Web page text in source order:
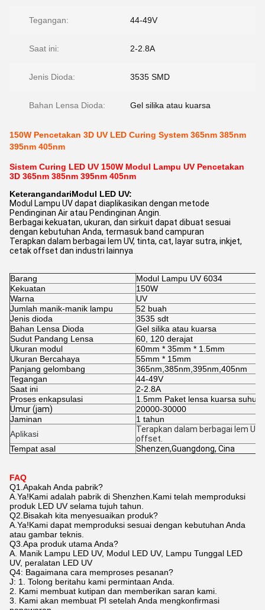
Tegangan: 44-49V
Saat ini: 2-2.8A
Jenis Dioda: 3535 SMD
Bahan Lensa Dioda: Gel silika atau kuarsa
150W Pencetakan 3D UV LED Curing System 365nm 385nm
395nm 405nm
Sistem Curing LED UV 150W Modul Lampu UV Pencetakan
3D 365nm 385nm 395nm 405nm
KeterangandariModul LED UV:
Modul Lampu UV dapat diaplikasikan dengan metode
Pendinginan Air atau Pendinginan Angin.
Berbagai kekuatan, ukuran, dan sirkuit dapat dibuat sesuai
dengan kebutuhan Anda, termasuk band campuran
Terapkan dalam berbagai lem UV, tinta, cat, layar sutra, inkjet,
cetak offset dan industri lainnya
Barang
Modul Lampu UV 6034
Kekuatan
150W
Warna
UV
Jumlah manik-manik lampu
52 buah
Jenis dioda
3535 sdt
Bahan Lensa Dioda
Gel silika atau kuarsa
Sudut Pandang Lensa
60, 120 derajat
Ukuran modul
60mm * 35mm * 1.5mm
Ukuran Bercahaya
55mm * 15mm
Panjang gelombang
365nm,385nm,395nm,405nm
Tegangan
44-49V
Saat ini
2-2.8A
Proses enkapsulasi
1.5mm Paket lensa kuarsa suhu
Umur (jam)
20000-30000
Jaminan
1 tahun
Aplikasi
Terapkan dalam berbagai lem
offset.
Tempat asal
Shenzen,Guangdong, Cina
FAQ
Q1.Apakah Anda pabrik?
A.Ya!Kami adalah pabrik di Shenzhen.Kami telah memproduksi
produk LED UV selama tujuh tahun.
Q2.Bisakah kita menyesuaikan produk?
A.Ya!Kami dapat memproduksi sesuai dengan kebutuhan Anda
atau gambar teknis.
Q3.Apa produk utama Anda?
A. Manik Lampu LED UV, Modul LED UV, Lampu Tunggal LED
UV, peralatan LED UV
Q4: Bagaimana cara memproses pesanan?
J: 1. Tolong beritahu kami permintaan Anda.
2. Kami membuat kutipan dan memberikan saran kami.
3. Kami akan membuat PI setelah Anda mengkonfirmasi